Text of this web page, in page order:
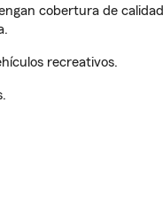
cobertura de calidad
recreativos.